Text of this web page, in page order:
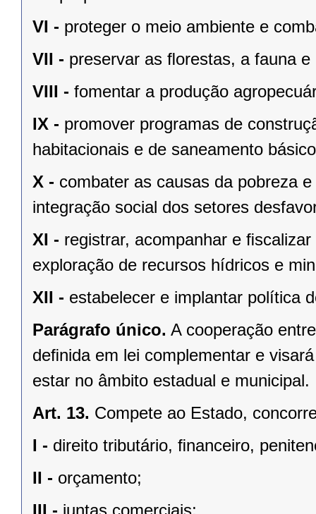
VI - proteger o meio ambiente e
VII - preservar as ﬂorestas, a fauna e
VIII - fomentar a produção
IX - promover programas de
habitacionais e de saneamento
X - combater as causas da pobreza
integração social dos setores
XI - registrar, acompanhar e
exploração de recursos hídricos e
XII - estabelecer e implantar política
Parágrafo único. A cooperação
deﬁnida em lei complementar e
estar no âmbito estadual e municipal.
Art. 13. Compete ao Estado,
I - direito tributário, ﬁnanceiro,
II - orçamento;
III - juntas comerciais;